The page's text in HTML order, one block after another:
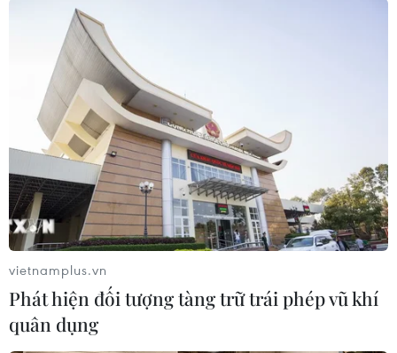
mạng nước này./.
vietnamplus.vn
Phát hiện đối tượng tàng trữ trái phép vũ khí
quân dụng